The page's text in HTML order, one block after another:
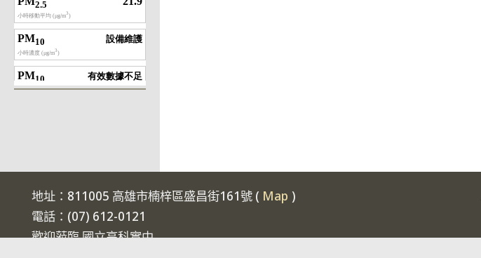
地址：811005 高雄市楠梓區盛昌街161號 ( Map )
電話：(07) 612-0121
歡迎蒞臨 國立高科實中